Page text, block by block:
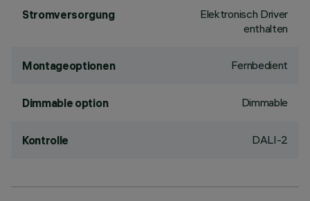
Stromversorgung
Elektronisch Driver
enthalten
Montageoptionen Fernbedient
Dimmable option Dimmable
Kontrolle DALI-2